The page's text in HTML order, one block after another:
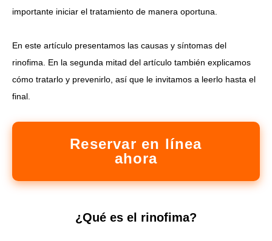
importante iniciar el tratamiento de manera oportuna.
En este artículo presentamos las causas y síntomas del
rinofima. En la segunda mitad del artículo también explicamos
cómo tratarlo y prevenirlo, así que le invitamos a leerlo hasta el
final.
Reservar en línea
ahora
¿Qué es el rinofima?